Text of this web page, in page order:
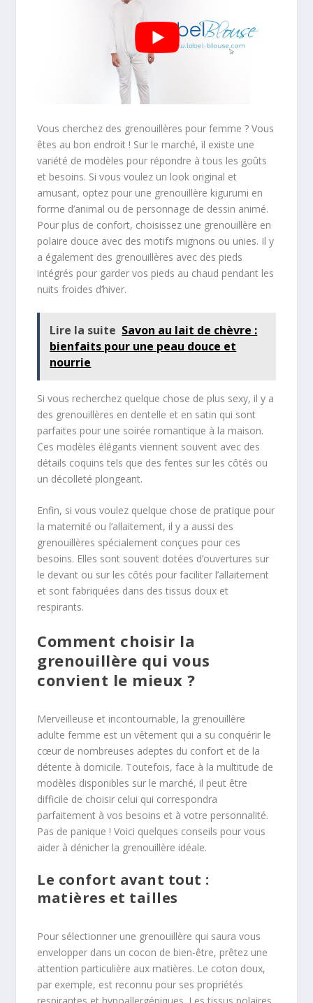
Vous cherchez des grenouillères pour femme ? Vous
êtes au bon endroit ! Sur le marché, il existe une
variété de modèles pour répondre à tous les goûts
et besoins. Si vous voulez un look original et
amusant, optez pour une grenouillère kigurumi en
forme d’animal ou de personnage de dessin animé.
Pour plus de confort, choisissez une grenouillère en
polaire douce avec des motifs mignons ou unies. Il y
a également des grenouillères avec des pieds
intégrés pour garder vos pieds au chaud pendant les
nuits froides d’hiver.
Lire la suite Savon au lait de chèvre :
bienfaits pour une peau douce et
nourrie
Si vous recherchez quelque chose de plus sexy, il y a
des grenouillères en dentelle et en satin qui sont
parfaites pour une soirée romantique à la maison.
Ces modèles élégants viennent souvent avec des
détails coquins tels que des fentes sur les côtés ou
un décolleté plongeant.
Enfin, si vous voulez quelque chose de pratique pour
la maternité ou l’allaitement, il y a aussi des
grenouillères spécialement conçues pour ces
besoins. Elles sont souvent dotées d’ouvertures sur
le devant ou sur les côtés pour faciliter l’allaitement
et sont fabriquées dans des tissus doux et
respirants.
Comment choisir la
grenouillère qui vous
convient le mieux ?
Merveilleuse et incontournable, la grenouillère
adulte femme est un vêtement qui a su conquérir le
cœur de nombreuses adeptes du confort et de la
détente à domicile. Toutefois, face à la multitude de
modèles disponibles sur le marché, il peut être
difficile de choisir celui qui correspondra
parfaitement à vos besoins et à votre personnalité.
Pas de panique ! Voici quelques conseils pour vous
aider à dénicher la grenouillère idéale.
Le confort avant tout :
matières et tailles
Pour sélectionner une grenouillère qui saura vous
envelopper dans un cocon de bien-être, prêtez une
attention particulière aux matières. Le coton doux,
par exemple, est reconnu pour ses propriétés